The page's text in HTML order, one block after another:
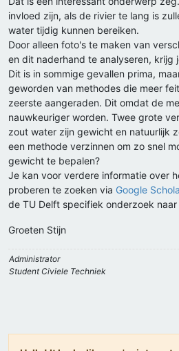
invloed zijn, als de rivier te lang is
water tijdig kunnen bereiken.
Door alleen foto's te maken van
en dit naderhand te analyseren, krijg
Dit is in sommige gevallen prima,
geworden van methodes die meer
zeerste aangeraden. Dit omdat de
nauwkeuriger worden. Twee grote
zout water zijn gewicht en natuurlijk
een methode verzinnen om zo snel
gewicht te bepalen?
Je kan voor verdere informatie over
proberen te zoeken via Google
de TU Delft specifiek onderzoek
Groeten Stijn
Administrator
Student Civiele Techniek